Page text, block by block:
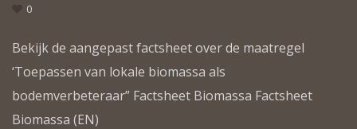
0
Bekijk de aangepast factsheet over de maatregel
‘Toepassen van lokale biomassa als
bodemverbeteraar” Factsheet Biomassa Factsheet
Biomassa (EN)